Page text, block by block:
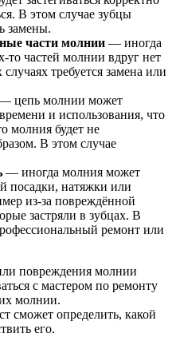
В этом случае зубцы
замены.
части молнии — иногда
то частей молнии вдруг нет
требуется замена или
цепь молнии может
и использования, что
молния будет не
В этом случае
— иногда молния может
посадки, натяжки или
из-за повреждённой
застряли в зубцах. В
ремонт или
повреждения молнии
с мастером по ремонту
молнии.
сможет определить, какой
его.